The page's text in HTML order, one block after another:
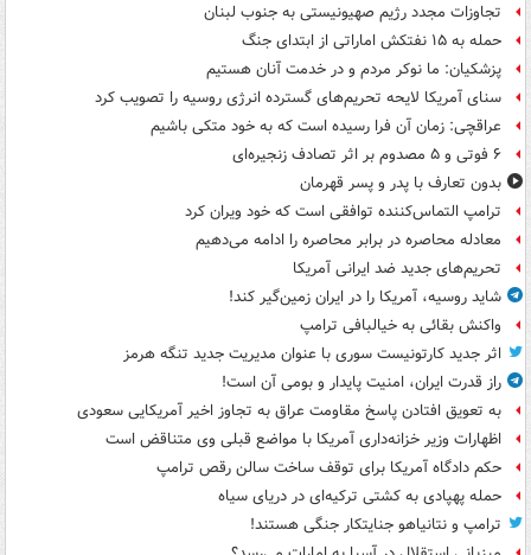
تجاوزات مجدد رژیم صهیونیستی به جنوب لبنان
حمله به ۱۵ نفتکش‌ اماراتی از ابتدای جنگ
پزشکیان: ما نوکر مردم و در خدمت آنان هستیم
سنای آمریکا لایحه تحریم‌های گسترده انرژی روسیه را تصویب کرد
عراقچی: زمان آن فرا رسیده است که به خود متکی باشیم
۶ فوتی و ۵ مصدوم بر اثر تصادف زنجیره‌ای
بدون تعارف با پدر و پسر قهرمان
ترامپ التماس‌کننده توافقی است که خود ویران کرد
معادله محاصره در برابر محاصره را ادامه می‌دهیم
تحریم‌های جدید ضد ایرانی آمریکا
شاید روسیه، آمریکا را در ایران زمین‌گیر کند!
واکنش بقائی به خیالبافی ترامپ
اثر جدید کارتونیست سوری با عنوان مدیریت جدید تنگه هرمز
راز قدرت ایران، امنیت پایدار و بومی آن است!
به تعویق افتادن پاسخ مقاومت عراق به تجاوز اخیر آمریکایی سعودی
اظهارات وزیر خزانه‌داری آمریکا با مواضع قبلی وی متناقض است
حکم دادگاه آمریکا برای توقف ساخت سالن رقص ترامپ
حمله پهپادی به کشتی ترکیه‌ای در دریای سیاه
ترامپ و نتانیاهو جنایتکار جنگی هستند!